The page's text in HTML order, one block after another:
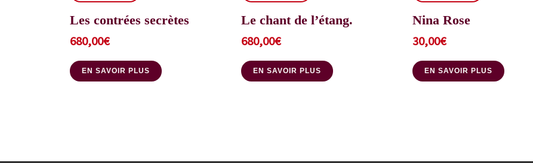
Les contrées secrètes
680,00€
EN SAVOIR PLUS
Le chant de l’étang.
680,00€
EN SAVOIR PLUS
Nina Rose
30,00€
EN SAVOIR PLUS